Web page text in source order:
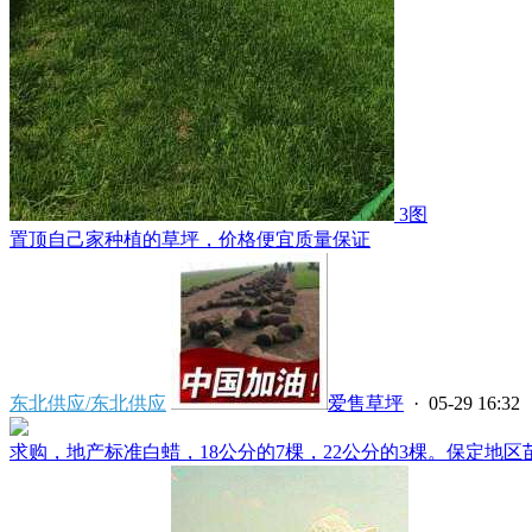
3图
置顶自己家种植的草坪，价格便宜质量保证
东北供应/东北供应 爱售草坪 · 05-29 16:32
求购，地产标准白蜡，18公分的7棵，22公分的3棵。保定地区